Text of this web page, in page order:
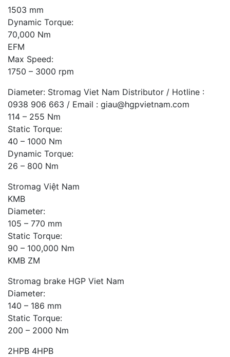
1503 mm
Dynamic Torque:
70,000 Nm
EFM
Max Speed:
1750 – 3000 rpm
Diameter: Stromag Viet Nam Distributor / Hotline :
0938 906 663 / Email : giau@hgpvietnam.com
114 – 255 Nm
Static Torque:
40 – 1000 Nm
Dynamic Torque:
26 – 800 Nm
Stromag Việt Nam
KMB
Diameter:
105 – 770 mm
Static Torque:
90 – 100,000 Nm
KMB ZM
Stromag brake HGP Viet Nam
Diameter:
140 – 186 mm
Static Torque:
200 – 2000 Nm
2HPB 4HPB